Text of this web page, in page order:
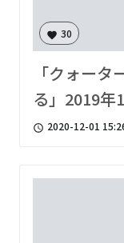
favorite 30
「クォー
る」2019年
access_time 2020-12-01